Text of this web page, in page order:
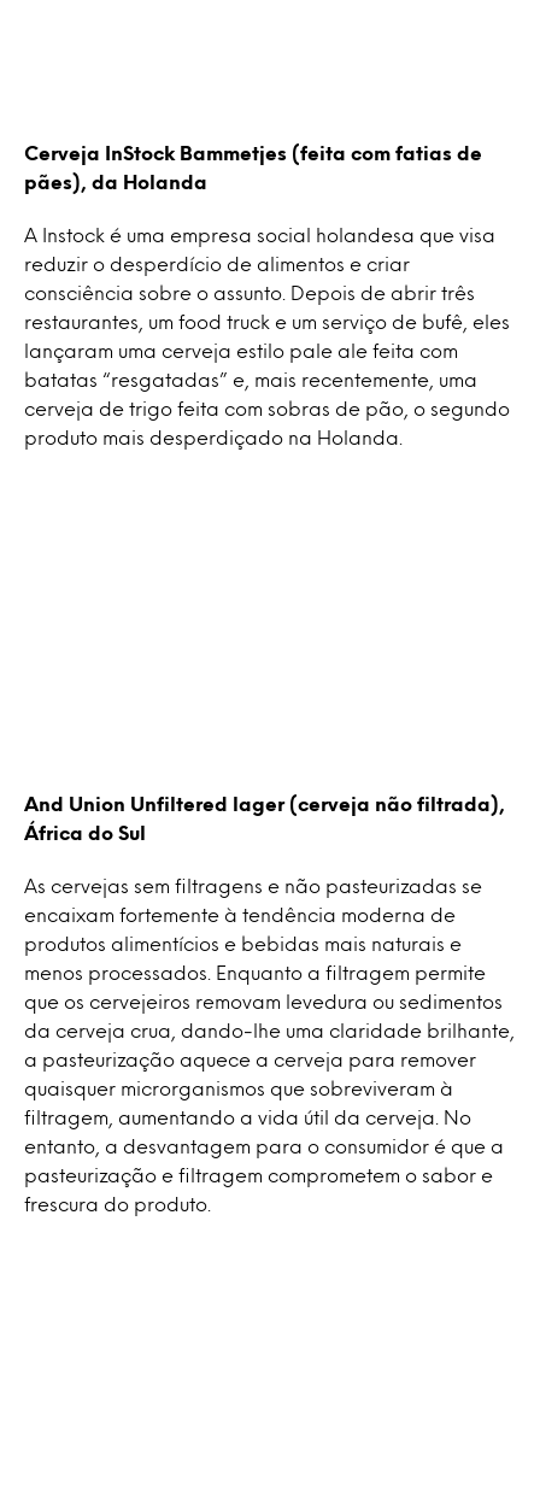
Cerveja InStock Bammetjes (feita com fatias de
pães), da Holanda
A Instock é uma empresa social holandesa que visa
reduzir o desperdício de alimentos e criar
consciência sobre o assunto. Depois de abrir três
restaurantes, um food truck e um serviço de bufê, eles
lançaram uma cerveja estilo pale ale feita com
batatas “resgatadas” e, mais recentemente, uma
cerveja de trigo feita com sobras de pão, o segundo
produto mais desperdiçado na Holanda.
And Union Unfiltered lager (cerveja não filtrada),
África do Sul
As cervejas sem filtragens e não pasteurizadas se
encaixam fortemente à tendência moderna de
produtos alimentícios e bebidas mais naturais e
menos processados. Enquanto a filtragem permite
que os cervejeiros removam levedura ou sedimentos
da cerveja crua, dando-lhe uma claridade brilhante,
a pasteurização aquece a cerveja para remover
quaisquer microrganismos que sobreviveram à
filtragem, aumentando a vida útil da cerveja. No
entanto, a desvantagem para o consumidor é que a
pasteurização e filtragem comprometem o sabor e
frescura do produto.